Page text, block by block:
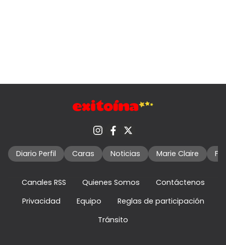
Diario Perfil Caras Noticias Marie Claire
Canales RSS Quienes Somos
Contáctenos
Privacidad
Equipo
Reglas de participación
Tránsito